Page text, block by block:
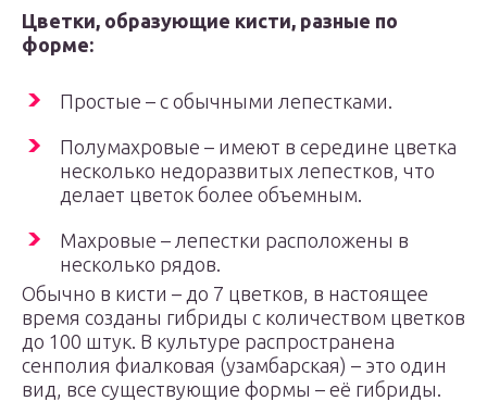
Цветки, образующие кисти, разные по
форме:
Простые – с обычными лепестками.
Полумахровые – имеют в середине цветка
несколько недоразвитых лепестков, что
делает цветок более объемным.
Махровые – лепестки расположены в
несколько рядов.
Обычно в кисти – до 7 цветков, в настоящее
время созданы гибриды с количеством цветков
до 100 штук. В культуре распространена
сенполия фиалковая (узамбарская) – это один
вид, все существующие формы – её гибриды.